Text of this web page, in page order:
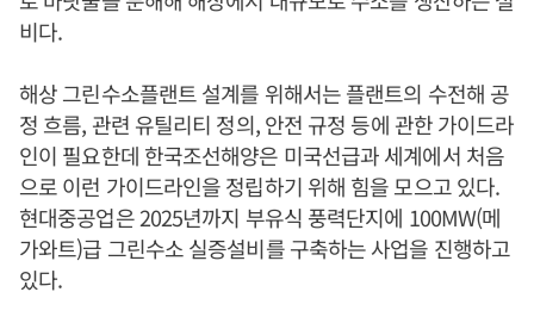
비다.
해상 그린수소플랜트 설계를 위해서는 플랜트의 수전해 공
정 흐름, 관련 유틸리티 정의, 안전 규정 등에 관한 가이드라
인이 필요한데 한국조선해양은 미국선급과 세계에서 처음
으로 이런 가이드라인을 정립하기 위해 힘을 모으고 있다.
현대중공업은 2025년까지 부유식 풍력단지에 100MW(메
가와트)급 그린수소 실증설비를 구축하는 사업을 진행하고
있다.